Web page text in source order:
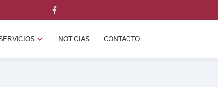
expand_more NOTICIAS CONTACTO